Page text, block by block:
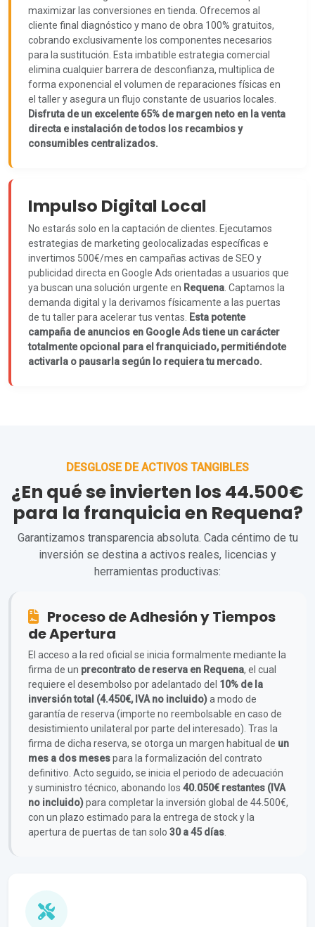
maximizar las conversiones en tienda. Ofrecemos al
cliente final diagnóstico y mano de obra 100% gratuitos,
cobrando exclusivamente los componentes necesarios
para la sustitución. Esta imbatible estrategia comercial
elimina cualquier barrera de desconfianza, multiplica de
forma exponencial el volumen de reparaciones físicas en
el taller y asegura un flujo constante de usuarios locales.
Disfruta de un excelente 65% de margen neto en la venta
directa e instalación de todos los recambios y
consumibles centralizados.
Impulso Digital Local
No estarás solo en la captación de clientes. Ejecutamos
estrategias de marketing geolocalizadas específicas e
invertimos 500€/mes en campañas activas de SEO y
publicidad directa en Google Ads orientadas a usuarios que
ya buscan una solución urgente en Requena . Captamos la
demanda digital y la derivamos físicamente a las puertas
de tu taller para acelerar tus ventas.
Esta potente
campaña de anuncios en Google Ads tiene un carácter
totalmente opcional para el franquiciado, permitiéndote
activarla o pausarla según lo requiera tu mercado.
DESGLOSE DE ACTIVOS TANGIBLES
¿En qué se invierten los 44.500€
para la franquicia en Requena?
Garantizamos transparencia absoluta. Cada céntimo de tu
inversión se destina a activos reales, licencias y
herramientas productivas:
Proceso de Adhesión y Tiempos
de Apertura
El acceso a la red oficial se inicia formalmente mediante la
firma de un precontrato de reserva en Requena, el cual
requiere el desembolso por adelantado del 10% de la
inversión total (4.450€, IVA no incluido)a modo de
garantía de reserva (importe no reembolsable en caso de
desistimiento unilateral por parte del interesado). Tras la
firma de dicha reserva, se otorga un margen habitual de un
mes a dos mesespara la formalización del contrato
definitivo. Acto seguido, se inicia el periodo de adecuación
y suministro técnico, abonando los 40.050€ restantes (IVA
no incluido)para completar la inversión global de 44.500€,
con un plazo estimado para la entrega de stock y la
apertura de puertas de tan solo 30 a 45 días